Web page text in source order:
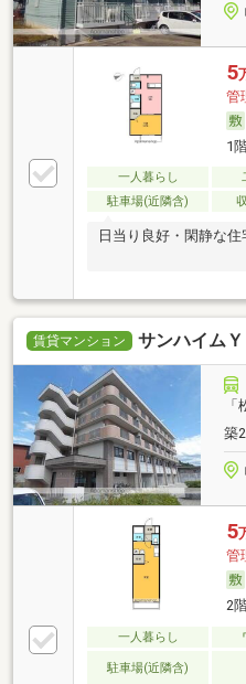
5
管
1
一人暮らし
駐車場(近隣含)
日当り良好・閑静な
賃貸マンション サンハイムＹ
築
5
管
2
一人暮らし
駐車場(近隣含)